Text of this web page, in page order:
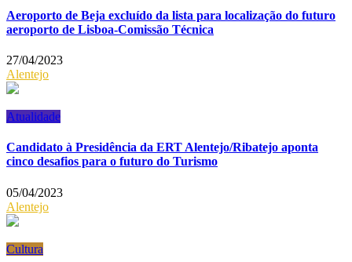
Aeroporto de Beja excluído da lista para localização do futuro
aeroporto de Lisboa-Comissão Técnica
27/04/2023
Alentejo
Atualidade
Candidato à Presidência da ERT Alentejo/Ribatejo aponta
cinco desafios para o futuro do Turismo
05/04/2023
Alentejo
Cultura